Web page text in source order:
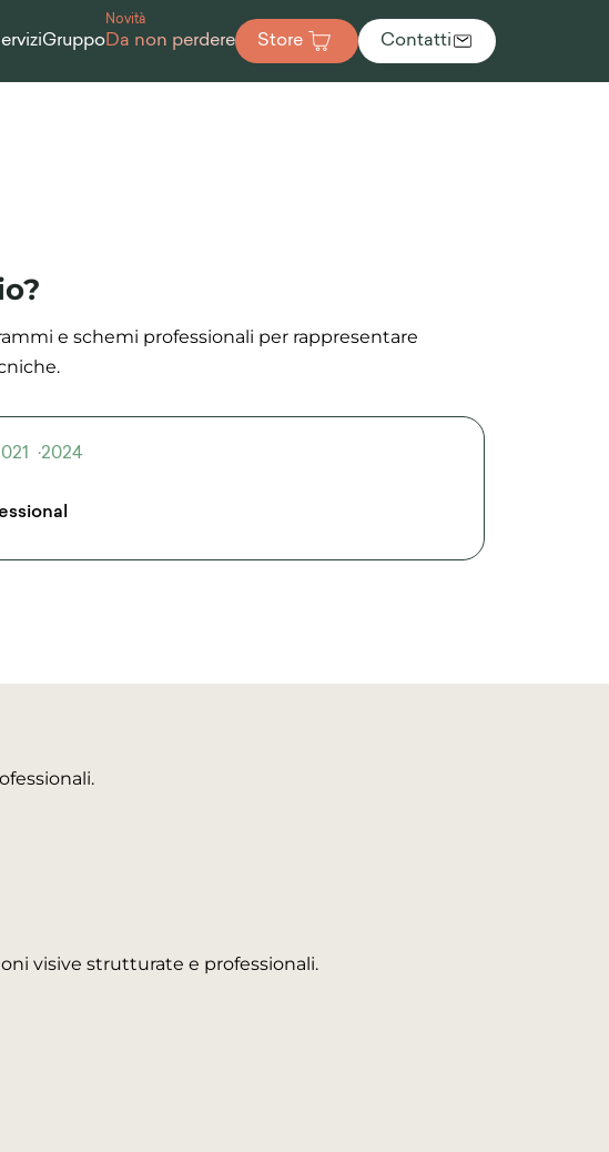
Gruppo
Novità
Da non perdere Store Contatti
e schemi professionali per rappresentare
2024
visive strutturate e professionali.